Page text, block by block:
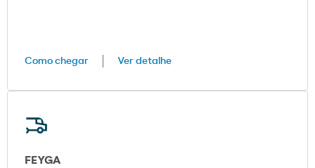
Como chegar Ver detalhe
FEYGA